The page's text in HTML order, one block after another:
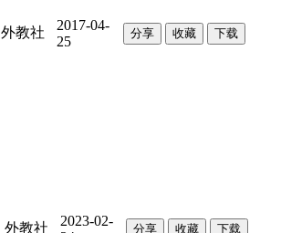
外教社
2017-04-
25
分享 收藏 下载
外教社
2023-02-
分享 收藏 下载